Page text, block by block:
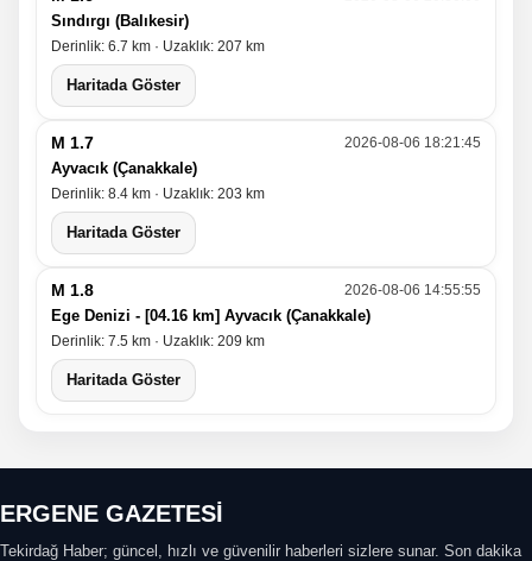
Sındırgı (Balıkesir)
Derinlik: 6.7 km · Uzaklık: 207 km
Haritada Göster
M 1.7 2026-08-06 18:21:45
Ayvacık (Çanakkale)
Derinlik: 8.4 km · Uzaklık: 203 km
Haritada Göster
M 1.8 2026-08-06 14:55:55
Ege Denizi - [04.16 km] Ayvacık (Çanakkale)
Derinlik: 7.5 km · Uzaklık: 209 km
Haritada Göster
ERGENE GAZETESİ
Tekirdağ Haber; güncel, hızlı ve güvenilir haberleri sizlere sunar. Son dakika